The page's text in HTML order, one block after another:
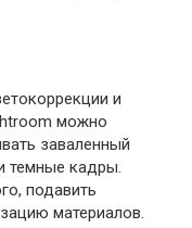
и
можно
заваленный
темные кадры.
подавить
материалов.